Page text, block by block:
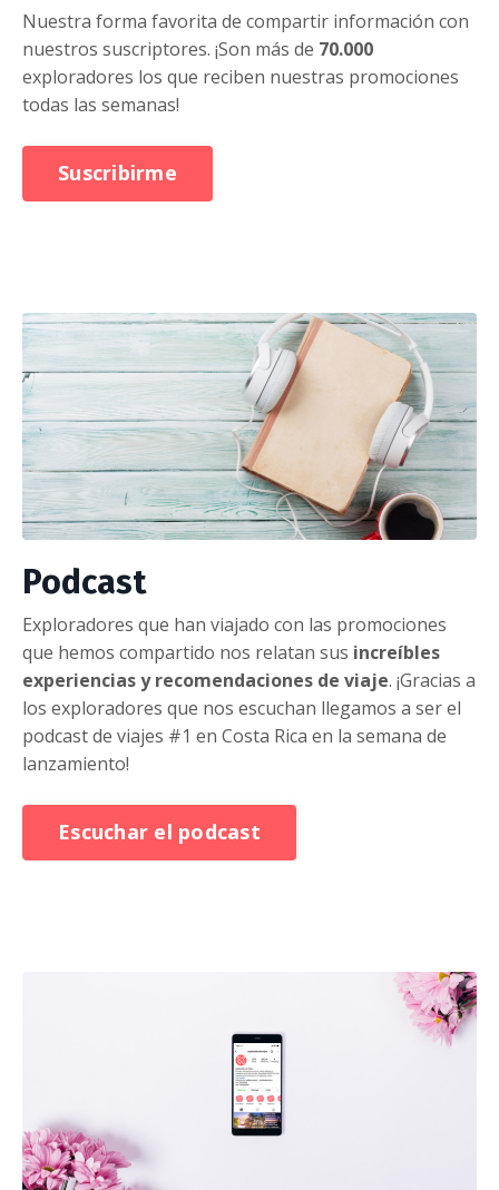
Nuestra forma favorita de compartir información con
nuestros suscriptores. ¡Son más de 70.000
exploradores los que reciben nuestras promociones
todas las semanas!
Suscribirme
Podcast
Exploradores que han viajado con las promociones
que hemos compartido nos relatan sus increíbles
experiencias y recomendaciones de viaje. ¡Gracias a
los exploradores que nos escuchan llegamos a ser el
podcast de viajes #1 en Costa Rica en la semana de
lanzamiento!
Escuchar el podcast